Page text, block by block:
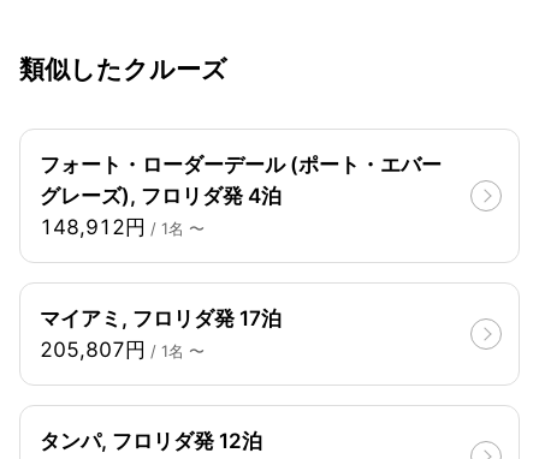
類似したクルーズ
フォート・ローダーデール (ポート・エバー
グレーズ), フロリダ発 4泊
148,912円 / 1名 〜
マイアミ, フロリダ発 17泊
205,807円 / 1名 〜
タンパ, フロリダ発 12泊